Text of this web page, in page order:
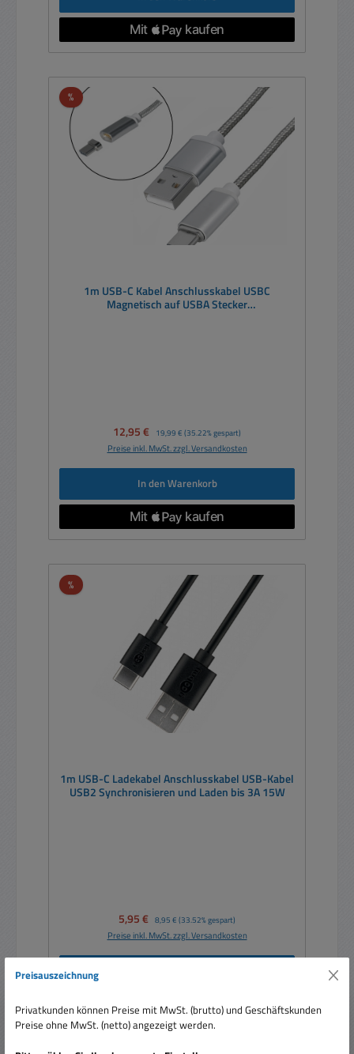
%Rabatt
1m USB-C Kabel Anschlusskabel USBC
Magnetisch auf USBA Stecker
Verkaufspreis:
12,95 € Regulärer Preis:
19,99 € (35.22% gespart)
Preise inkl. MwSt. zzgl. Versandkosten
In den Warenkorb
%Rabatt
1m USB-C Ladekabel Anschlusskabel USB-Kabel
USB2 Synchronisieren und Laden bis 3A 15W
Verkaufspreis:
5,95 € Regulärer Preis:
8,95 € (33.52% gespart)
Preise inkl. MwSt. zzgl. Versandkosten
Preisauszeichnung
Privatkunden können Preise mit MwSt. (brutto) und Geschäftskunden
Preise ohne MwSt. (netto) angezeigt werden.